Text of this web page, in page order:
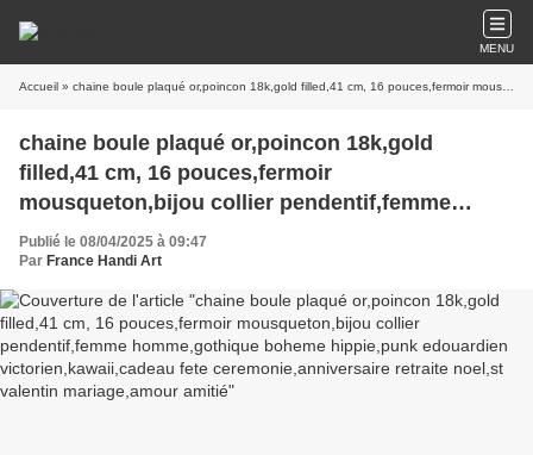
MENU
Accueil » chaine boule plaqué or,poincon 18k,gold filled,41 cm, 16 pouces,fermoir mousqueton,bijou collier pendentif,femme homme,gothique boheme hippie,punk edouardien victorien,kawaii,cadeau fete ceremonie,anniversaire retraite noel,st valentin mariage,amour amitié
chaine boule plaqué or,poincon 18k,gold
filled,41 cm, 16 pouces,fermoir
mousqueton,bijou collier pendentif,femme
homme,gothique boheme hippie,punk
edouardien victorien,kawaii,cadeau fete
ceremonie,anniversaire retraite noel,st valentin
mariage,amour amitié
Publié le 08/04/2025 à 09:47
Par France Handi Art